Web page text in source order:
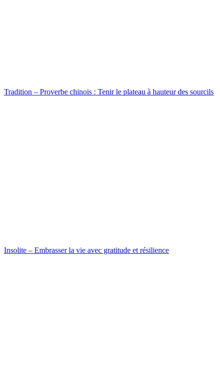
Tradition – Proverbe chinois : Tenir le plateau à hauteur des sourcils
Insolite – Embrasser la vie avec gratitude et résilience